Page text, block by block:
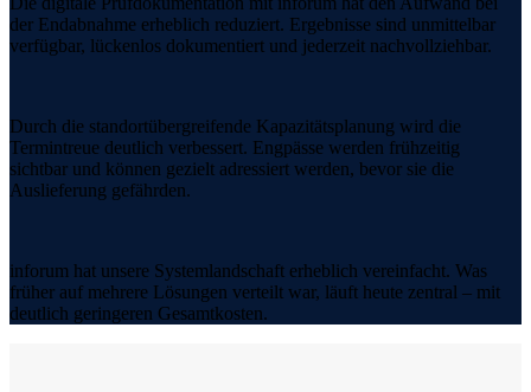
der Endabnahme erheblich reduziert. Ergebnisse sind unmittelbar
verfügbar, lückenlos dokumentiert und jederzeit nachvollziehbar.
Durch die standortübergreifende Kapazitätsplanung wird die
Termintreue deutlich verbessert. Engpässe werden frühzeitig
sichtbar und können gezielt adressiert werden, bevor sie die
Auslieferung gefährden.
inforum hat unsere Systemlandschaft erheblich vereinfacht. Was
früher auf mehrere Lösungen verteilt war, läuft heute zentral – mit
deutlich geringeren Gesamtkosten.